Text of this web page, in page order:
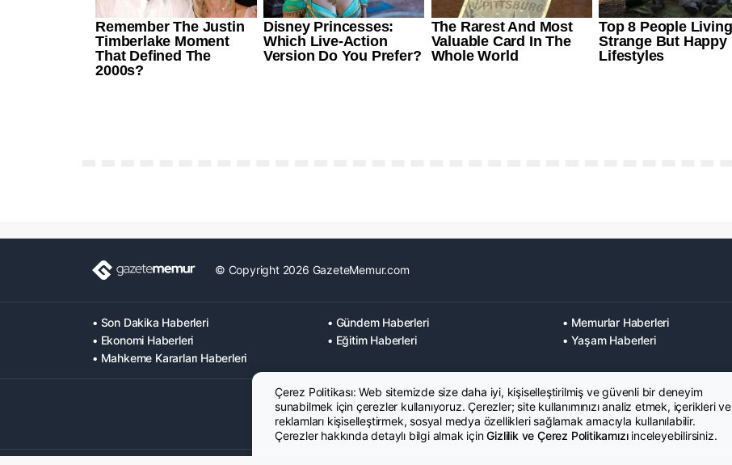
© Copyright 2026 GazeteMemur.com
• Son Dakika Haberleri • Gündem Haberleri • Memurlar Haberleri
• Ekonomi Haberleri
• Eğitim Haberleri • Yaşam Haberleri
• Mahkeme Kararları Haberleri
Çerez Politikası: Web sitemizde size daha iyi, kişiselleştirilmiş ve güvenli bir deneyim
sunabilmek için çerezler kullanıyoruz. Çerezler; site kullanımınızı analiz etmek, içerikleri ve
reklamları kişiselleştirmek, sosyal medya özellikleri sağlamak amacıyla kullanılabilir.
Çerezler hakkında detaylı bilgi almak içinGizlilik ve Çerez Politikamızıinceleyebilirsiniz.